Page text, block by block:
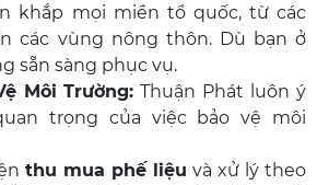
khắp mọi miền tổ quốc, từ các
các vùng nông thôn. Dù bạn ở
sẵn sàng phục vụ.
Môi Trường: Thuận Phát luôn ý
trọng của việc bảo vệ môi
thu mua phế liệu và xử lý theo